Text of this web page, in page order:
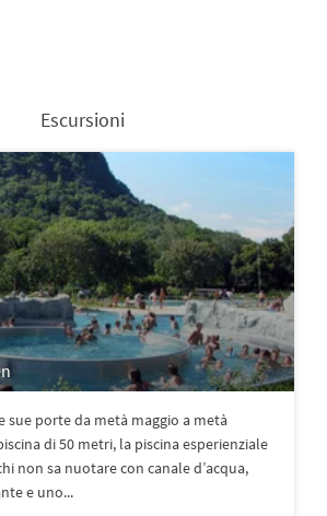
Escursioni
sue porte da metà maggio a metà
di 50 metri, la piscina esperienziale
non sa nuotare con canale d’acqua,
e uno...